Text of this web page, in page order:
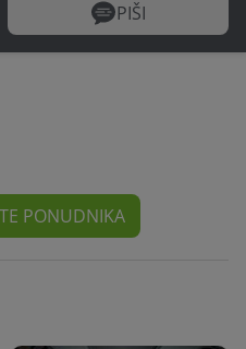
PIŠI
PONUDNIKA